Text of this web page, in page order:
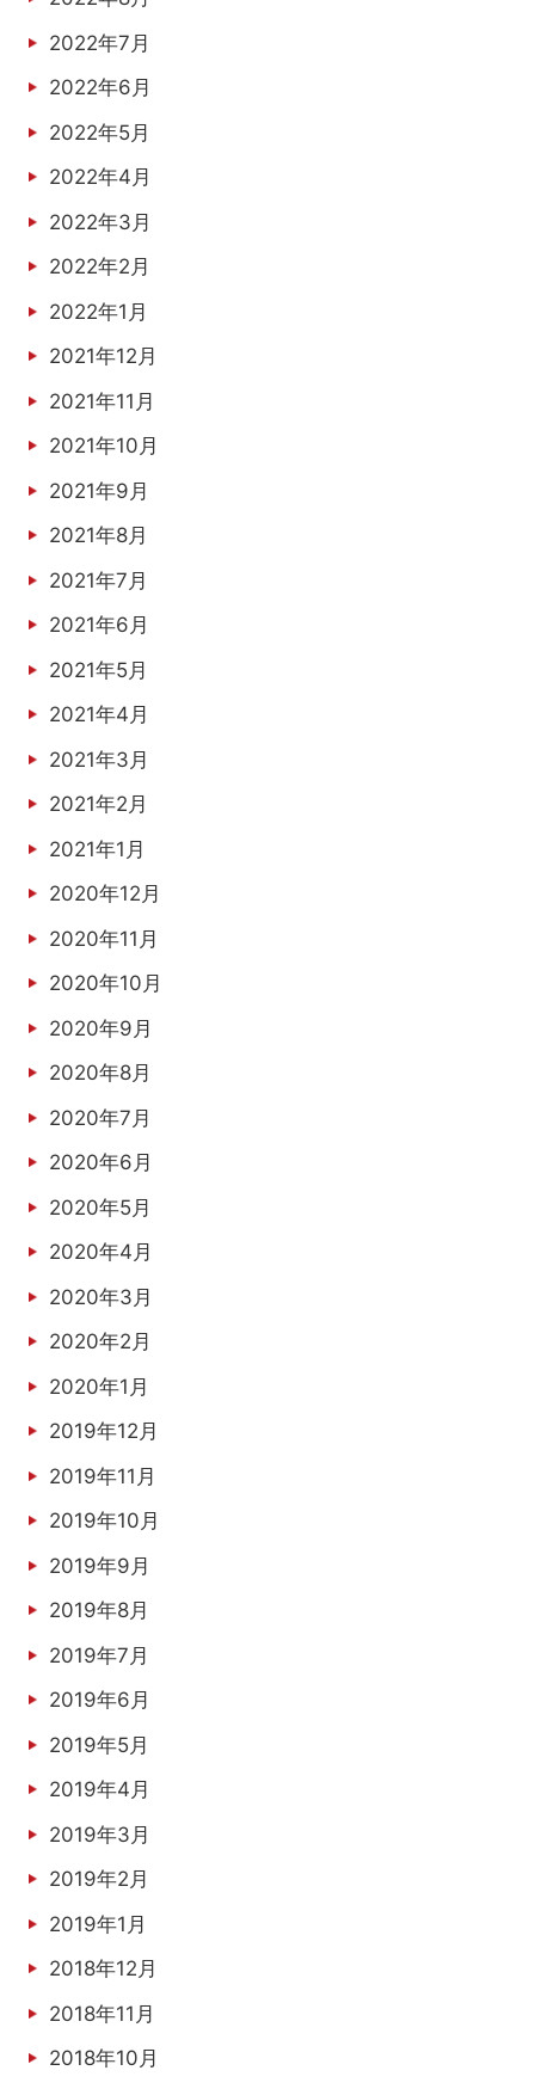
2022年7月
2022年6月
2022年5月
2022年4月
2022年3月
2022年2月
2022年1月
2021年12月
2021年11月
2021年10月
2021年9月
2021年8月
2021年7月
2021年6月
2021年5月
2021年4月
2021年3月
2021年2月
2021年1月
2020年12月
2020年11月
2020年10月
2020年9月
2020年8月
2020年7月
2020年6月
2020年5月
2020年4月
2020年3月
2020年2月
2020年1月
2019年12月
2019年11月
2019年10月
2019年9月
2019年8月
2019年7月
2019年6月
2019年5月
2019年4月
2019年3月
2019年2月
2019年1月
2018年12月
2018年11月
2018年10月